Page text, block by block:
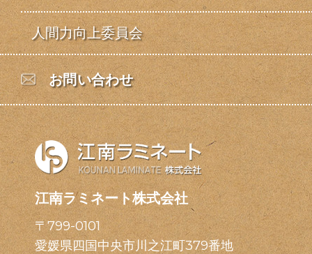
人間力向上委員会
お問い合わせ
江南ラミネート株式会社
〒799-0101
愛媛県四国中央市川之江町379番地